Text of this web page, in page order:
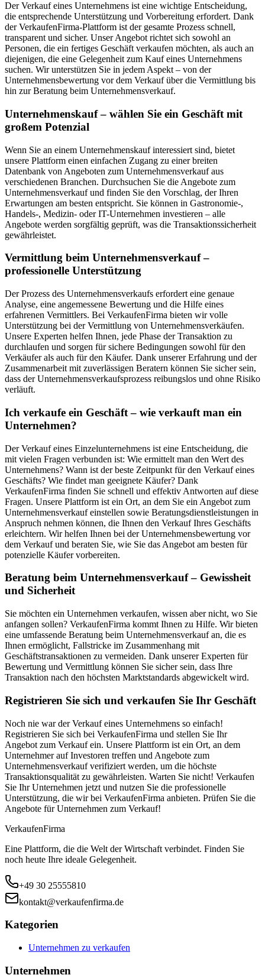
Der Verkauf eines Unternehmens ist eine wichtige Entscheidung,
die entsprechende Unterstützung und Vorbereitung erfordert. Dank
der VerkaufenFirma-Plattform ist der gesamte Prozess schnell,
transparent und sicher. Unser Angebot richtet sich sowohl an
Personen, die ein fertiges Geschäft verkaufen möchten, als auch an
diejenigen, die eine Gelegenheit zum Kauf eines Unternehmens
suchen. Wir unterstützen Sie in jedem Aspekt – von der
Unternehmensbewertung vor dem Verkauf über die Vermittlung bis
hin zur Beratung beim Unternehmensverkauf.
Unternehmenskauf – wählen Sie ein Geschäft mit
großem Potenzial
Wenn Sie an einem Unternehmenskauf interessiert sind, bietet
unsere Plattform einen einfachen Zugang zu einer breiten
Datenbank von Angeboten zum Unternehmensverkauf aus
verschiedenen Branchen. Durchsuchen Sie die Angebote zum
Unternehmensverkauf und finden Sie den Vorschlag, der Ihren
Erwartungen am besten entspricht. Sie können in Gastronomie-,
Handels-, Medizin- oder IT-Unternehmen investieren – alle
Angebote werden sorgfältig geprüft, was die Transaktionssicherheit
gewährleistet.
Vermittlung beim Unternehmensverkauf –
professionelle Unterstützung
Der Prozess des Unternehmensverkaufs erfordert eine genaue
Analyse, eine angemessene Bewertung und die Hilfe eines
erfahrenen Vermittlers. Bei VerkaufenFirma bieten wir volle
Unterstützung bei der Vermittlung von Unternehmensverkäufen.
Unsere Experten helfen Ihnen, jede Phase der Transaktion zu
durchlaufen und sorgen für sichere Bedingungen sowohl für den
Verkäufer als auch für den Käufer. Dank unserer Erfahrung und der
Zusammenarbeit mit zuverlässigen Beratern können Sie sicher sein,
dass der Unternehmensverkaufsprozess reibungslos und ohne Risiko
verläuft.
Ich verkaufe ein Geschäft – wie verkauft man ein
Unternehmen?
Der Verkauf eines Einzelunternehmens ist eine Entscheidung, die
mit vielen Fragen verbunden ist: Wie ermittelt man den Wert des
Unternehmens? Wann ist der beste Zeitpunkt für den Verkauf eines
Geschäfts? Wie findet man geeignete Käufer? Dank
VerkaufenFirma finden Sie schnell und effektiv Antworten auf diese
Fragen. Unsere Plattform ist ein Ort, an dem Sie ein Angebot zum
Unternehmensverkauf einstellen sowie Beratungsdienstleistungen in
Anspruch nehmen können, die Ihnen den Verkauf Ihres Geschäfts
erleichtern. Wir helfen Ihnen bei der Unternehmensbewertung vor
dem Verkauf und beraten Sie, wie Sie das Angebot am besten für
potenzielle Käufer vorbereiten.
Beratung beim Unternehmensverkauf – Gewissheit
und Sicherheit
Sie möchten ein Unternehmen verkaufen, wissen aber nicht, wo Sie
anfangen sollen? VerkaufenFirma kommt Ihnen zu Hilfe. Wir bieten
eine umfassende Beratung beim Unternehmensverkauf an, die es
Ihnen ermöglicht, Fallstricke im Zusammenhang mit
Geschäftstransaktionen zu vermeiden. Dank unserer Experten für
Bewertung und Vermittlung können Sie sicher sein, dass Ihre
Transaktion nach den höchsten Marktstandards abgewickelt wird.
Registrieren Sie sich und verkaufen Sie Ihr Geschäft
Noch nie war der Verkauf eines Unternehmens so einfach!
Registrieren Sie sich bei VerkaufenFirma und stellen Sie Ihr
Angebot zum Verkauf ein. Unsere Plattform ist ein Ort, an dem
Unternehmer auf Investoren treffen und Angebote zum
Unternehmensverkauf verifiziert werden, um die höchste
Transaktionsqualität zu gewährleisten. Warten Sie nicht! Verkaufen
Sie Ihr Unternehmen jetzt und nutzen Sie die professionelle
Unterstützung, die wir bei VerkaufenFirma anbieten. Prüfen Sie die
Angebote für Unternehmen zum Verkauf!
VerkaufenFirma
Eine Plattform, die die Welt der Wirtschaft verbindet. Finden Sie
noch heute Ihre ideale Gelegenheit.
+49 30 25555810
kontakt@verkaufenfirma.de
Kategorien
Unternehmen zu verkaufen
Unternehmen